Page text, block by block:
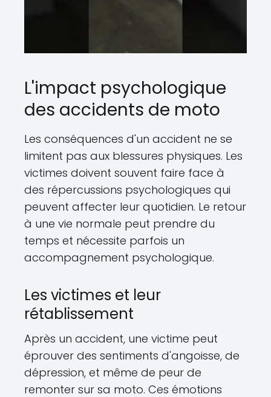
L'impact psychologique
des accidents de moto
Les conséquences d'un accident ne se
limitent pas aux blessures physiques. Les
victimes doivent souvent faire face à
des répercussions psychologiques qui
peuvent affecter leur quotidien. Le retour
à une vie normale peut prendre du
temps et nécessite parfois un
accompagnement psychologique.
Les victimes et leur
rétablissement
Après un accident, une victime peut
éprouver des sentiments d'angoisse, de
dépression, et même de peur de
remonter sur sa moto. Ces émotions